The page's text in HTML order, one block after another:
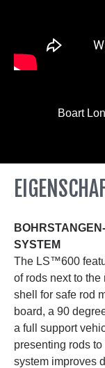
Boart
SYSTEM
The LS™600
of rods next to
shell for safe rod
board, a 90
a full support
presenting rods
system improves